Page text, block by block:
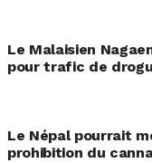
Le Malaisien
pour trafic de
Le Népal pourrait
prohibition du